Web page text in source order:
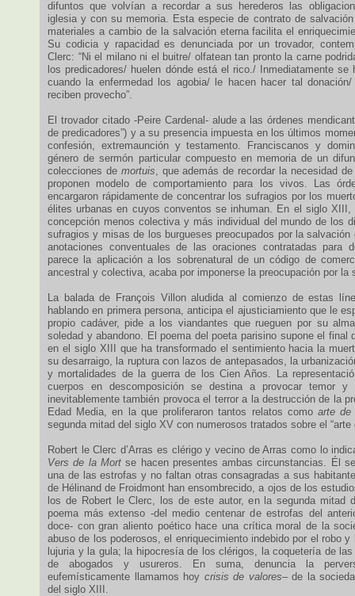
difuntos que volvían a recordar a sus herederos las
iglesia y con su memoria. Esta especie de contrato de
materiales a cambio de la salvación eterna facilita el
Su codicia y rapacidad es denunciada por un trovador,
Clerc: “Ni el milano ni el buitre/ olfatean tan pronto la carne
los predicadores/ huelen dónde está el rico./ Inmediatamente
cuando la enfermedad los agobia/ le hacen hacer tal
reciben provecho”.
El trovador citado -Peire Cardenal- alude a las órdenes
de predicadores”) y a su presencia impuesta en los últimos
confesión, extremaunción y testamento. Franciscanos y
género de sermón particular compuesto en memoria de un
colecciones de mortuis, que además de recordar la necesidad
proponen modelo de comportamiento para los vivos. Las
encargaron rápidamente de concentrar los sufragios por los
élites urbanas en cuyos conventos se inhuman. En el siglo
concepción menos colectiva y más individual del mundo de los
sufragios y misas de los burgueses preocupados por la
anotaciones conventuales de las oraciones contratadas para
parece la aplicación a los sobrenatural de un código de
ancestral y colectiva, acaba por imponerse la preocupación por la
La balada de François Villon aludida al comienzo de estas
hablando en primera persona, anticipa el ajusticiamiento que le
propio cadáver, pide a los viandantes que rueguen por su
soledad y abandono. El poema del poeta parisino supone el final
en el siglo XIII que ha transformado el sentimiento hacia la
su desarraigo, la ruptura con lazos de antepasados, la
y mortalidades de la guerra de los Cien Años. La
cuerpos en descomposición se destina a provocar temor y
inevitablemente también provoca el terror a la destrucción de la
Edad Media, en la que proliferaron tantos relatos como arte de
segunda mitad del siglo XV con numerosos tratados sobre el “arte
Robert le Clerc d’Arras es clérigo y vecino de Arras como lo
Vers de la Mortse hacen presentes ambas circunstancias. Él
una de las estrofas y no faltan otras consagradas a sus
de Hélinand de Froidmont han ensombrecido, a ojos de los
los de Robert le Clerc, los de este autor, en la segunda mitad
poema más extenso -del medio centenar de estrofas del
doce- con gran aliento poético hace una crítica moral de la
abuso de los poderosos, el enriquecimiento indebido por el robo
lujuria y la gula; la hipocresía de los clérigos, la coquetería de
de abogados y usureros. En suma, denuncia la
eufemísticamente llamamos hoy crisis de valores– de la
del siglo XIII.